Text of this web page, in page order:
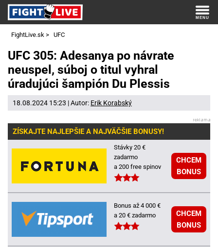
FightLive.sk > UFC
UFC 305: Adesanya po návrate
neuspel, súboj o titul vyhral
úradujúci šampión Du Plessis
18.08.2024 15:23 | Autor: Erik Korabský
ZÍSKAJTE NAJLEPŠIE A NAJVÄČŠIE BONUSY!
Stávky 20 €
zadarmo
a 200 free spinov
CHCEM
BONUS
Bonus až 4 000 €
a 20 € zadarmo
CHCEM
BONUS